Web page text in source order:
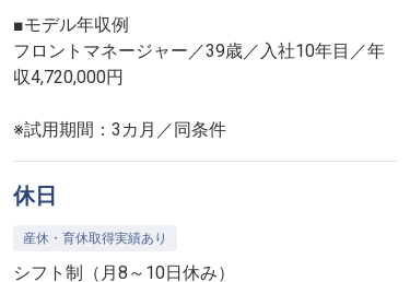
■モデル年収例
フロントマネージャー／39歳／入社10年目／年
収4,720,000円
※試用期間：3カ月／同条件
休日
産休・育休取得実績あり
シフト制（月8～10日休み）